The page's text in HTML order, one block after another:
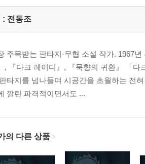
: 전동조
주목받는 판타지·무협 소설 작가. 1967
, 『다크 레이디』, 『묵향의 귀환』 「
타지를 넘나들며 시공간을 초월하는 전
깔린 파격적이면서도 ...
의 다른 상품